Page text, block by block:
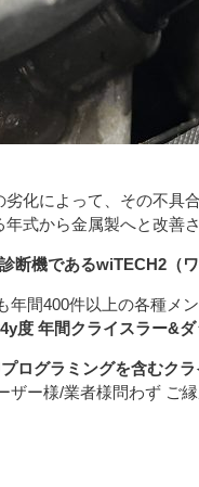
劣化によって、その不
式から金属製へと改善
断機であるwiTECH2（
年間400件以上の各種メ
度 年間クライスラー&
ログラミングを含むク
ザー様/業者様問わず ご